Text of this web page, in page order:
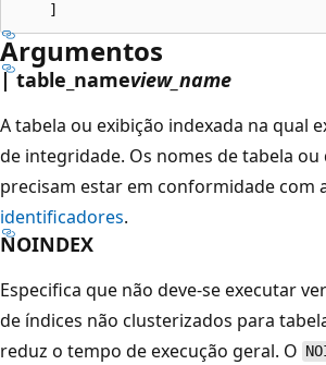
Argumentos
| table_nameview_name
A tabela ou exibição indexada na qual
de integridade. Os nomes de tabela ou
precisam estar em conformidade com
identificadores.
NOINDEX
Especifica que não deve-se executar
de índices não clusterizados para
reduz o tempo de execução geral. O